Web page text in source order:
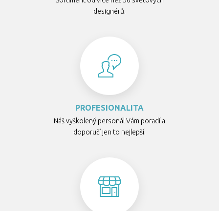
designérů.
PROFESIONALITA
Náš vyškolený personál Vám poradí a
doporučí jen to nejlepší.